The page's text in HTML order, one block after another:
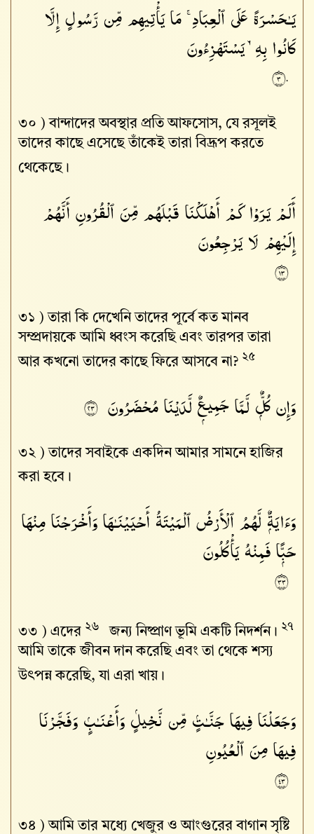
৩০ ) বান্দাদের অবস্থার প্রতি আফসোস, যে রসূলই
তাদের কাছে এসেছে তাঁকেই তারা বিদ্রূপ করতে
থেকেছে।
يَـٰحَسْرَةً عَلَى ٱلْعِبَادِ ۚ مَا يَأْتِيهِم مِّن رَّسُولٍ إِلَّا
كَانُوا۟ بِهِۦ يَسْتَهْزِءُونَ
٣٠
৩১ )তারা কি দেখেনি তাদের পূর্বে কত মানব
সম্প্রদায়কে আমি ধ্বংস করেছি এবং তারপর তারা
আর কখনো তাদের কাছে ফিরে আসবে না? ২৫
أَلَمْ يَرَوْا۟ كَمْ أَهْلَكْنَا قَبْلَهُم مِّنَ ٱلْقُرُونِ أَنَّهُمْ
إِلَيْهِمْ لَا يَرْجِعُونَ
٣١
৩২ )তাদের সবাইকে একদিন আমার সামনে হাজির
করা হবে।
وَإِن كُلٌّۭ لَّمَّا جَمِيعٌۭ لَّدَيْنَا مُحْضَرُونَ ٣٢
৩৩ ) এদের ২৬ জন্য নিষ্প্রাণ ভূমি একটি নিদর্শন। ২৭
আমি তাকে জীবন দান করেছি এবং তা থেকে শস্য
উৎপন্ন করেছি, যা এরা খায়।
وَءَايَةٌۭ لَّهُمُ ٱلْأَرْضُ ٱلْمَيْتَةُ أَحْيَيْنَـٰهَا وَأَخْرَجْنَا مِنْهَا
حَبًّۭا فَمِنْهُ يَأْكُلُونَ
٣٣
৩৪ )আমি তার মধ্যে খেজুর ও আংগুরের বাগান সৃষ্টি
وَجَعَلْنَا فِيهَا جَنَّـٰتٍۢ مِّن نَّخِيلٍۢ وَأَعْنَـٰبٍۢ وَفَجَّرْنَا
فِيهَا مِنَ ٱلْعُيُونِ
٣٤